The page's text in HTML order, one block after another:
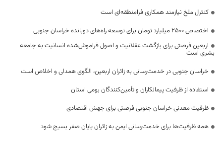
کنترل ملخ نیازمند همکاری فرامنطقه‌ای است
اختصاص 2500 میلیارد تومان برای توسعه راه‌های دوبانده خراسان جنوبی
اربعین فرصتی برای بازگشت عقلانیت و اصول فراموش‌شده انسانیت به جامعه
بشری است
خراسان جنوبی در خدمت‌رسانی به زائران اربعین، الگوی همدلی و اخلاص است
استفاده از ظرفیت پیمانکاران و تأمین‌کنندگان بومی استان
ظرفیت معدنی خراسان جنوبی فرصتی برای جهش اقتصادی
همه ظرفیت‌ها برای خدمت‌رسانی ایمن به زائران پایان صفر بسیج شود